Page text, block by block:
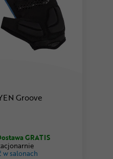
Groove
GRATIS
w salonach